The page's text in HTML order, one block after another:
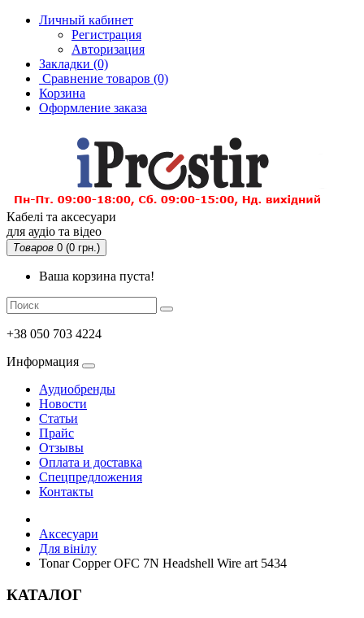
Личный кабинет
Регистрация
Авторизация
Закладки (0)
Сравнение товаров (0)
Корзина
Оформление заказа
Кабелі та аксесуари
для аудіо та відео
Товаров 0 (0 грн.)
Ваша корзина пуста!
+38 050 703 4224
Информация
Аудиобренды
Новости
Статьи
Прайс
Отзывы
Оплата и доставка
Спецпредложения
Контакты
Аксесуари
Для вінілу
Tonar Copper OFC 7N Headshell Wire art 5434
КАТАЛОГ